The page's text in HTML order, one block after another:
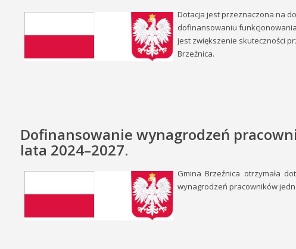
Dotacja jest przeznaczona na
dofinansowaniu
jest zwiększenie skuteczności
Brzeźnica.
Dofinansowanie wynagrodzeń
lata 2024–2027.
Gmina Brzeźnica otrzymała
wynagrodzeń pracowników